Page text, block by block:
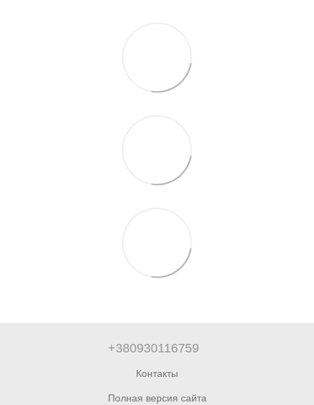
+380930116759
Контакты
Полная версия сайта